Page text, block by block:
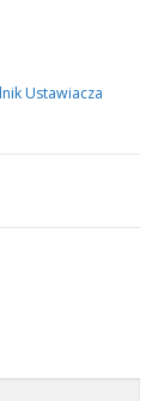
Ustawiacza